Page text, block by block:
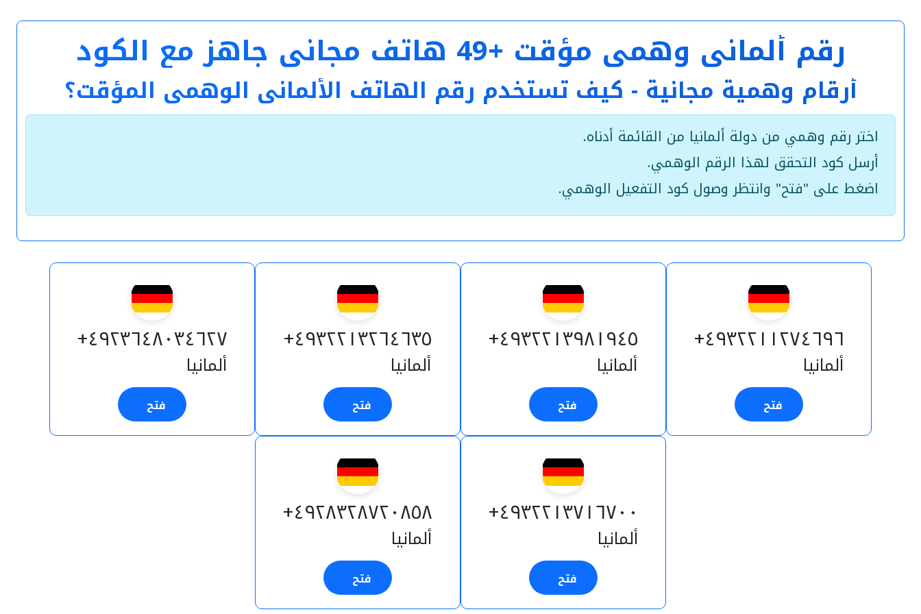
رقم ألماني وهمي مؤقت +49 هاتف مجاني جاهز مع الكود
أرقام وهمية مجانية - كيف تستخدم رقم الهاتف الألماني الوهمي المؤقت؟
اختر رقم وهمي من دولة ألمانيا من القائمة أدناه.
أرسل كود التحقق لهذا الرقم الوهمي.
اضغط على "فتح" وانتظر وصول كود التفعيل الوهمي.
٤٩٣٢٢١١٢٧٤٦٩٦+
ألمانيا
فتح
٤٩٣٢٢١٣٩٨١٩٤٥+
ألمانيا
فتح
٤٩٣٢٢١٣٢٦٤٦٣٥+
ألمانيا
فتح
٤٩٢٣٦٤٨٠٣٤٦٢٧+
ألمانيا
فتح
٤٩٣٢٢١٣٧١٦٧٠٠+
ألمانيا
فتح
٤٩٢٨٣٢٨٧٢٠٨٥٨+
ألمانيا
فتح